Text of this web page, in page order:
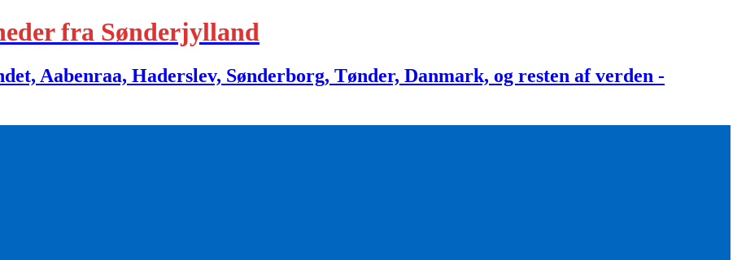
fra Sønderjylland
Aabenraa, Haderslev, Sønderborg, Tønder, Danmark, og resten af verden -